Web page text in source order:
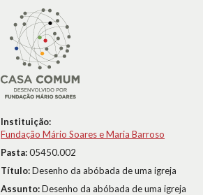
Instituição:
Fundação Mário Soares e Maria Barroso
Pasta:05450.002
Título:Desenho da abóbada de uma igreja
Assunto:Desenho da abóbada de uma igreja